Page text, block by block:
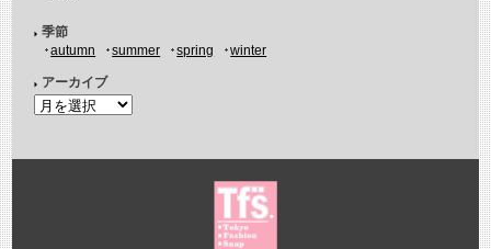
季節
autumn
summer spring winter
アーカイブ